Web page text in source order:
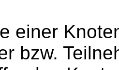
einer
bzw.